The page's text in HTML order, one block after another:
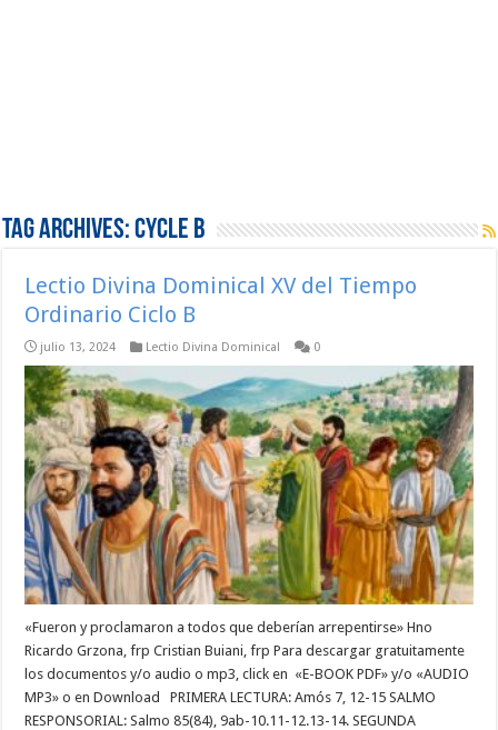
Tag Archives:Cycle B
Lectio Divina Dominical XV del Tiempo
Ordinario Ciclo B
julio 13, 2024 Lectio Divina Dominical 0
«Fueron y proclamaron a todos que deberían arrepentirse» Hno
Ricardo Grzona, frp Cristian Buiani, frp Para descargar gratuitamente
los documentos y/o audio o mp3, click en «E-BOOK PDF» y/o «AUDIO
MP3» o en Download PRIMERA LECTURA: Amós 7, 12-15 SALMO
RESPONSORIAL: Salmo 85(84), 9ab-10.11-12.13-14. SEGUNDA